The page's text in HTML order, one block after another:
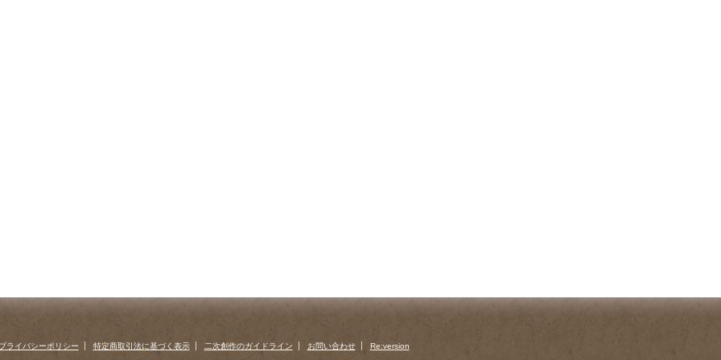
ライバシーポリシー 特定商取引法に基づく表示 二次創作のガイドライン お問い合わせ Re:version